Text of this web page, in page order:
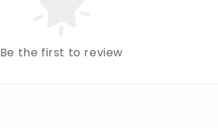
Be the first to review